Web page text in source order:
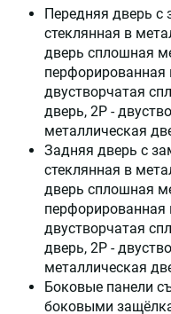
Передняя дверь с
стеклянная в
дверь сплошная
перфорированная
двустворчатая
дверь, 2Р -
металлическая
Задняя дверь с
стеклянная в
дверь сплошная
перфорированная
двустворчатая
дверь, 2Р -
металлическая
Боковые панели
боковыми